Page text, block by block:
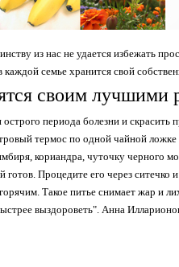
из нас не удается избежать
семье хранится свой
своим лучшими
периода болезни и скрасить
термос по одной чайной
кориандра, чуточку черного
готов. Процедите его через
Такое питье снимает жар и
выздороветь". Анна